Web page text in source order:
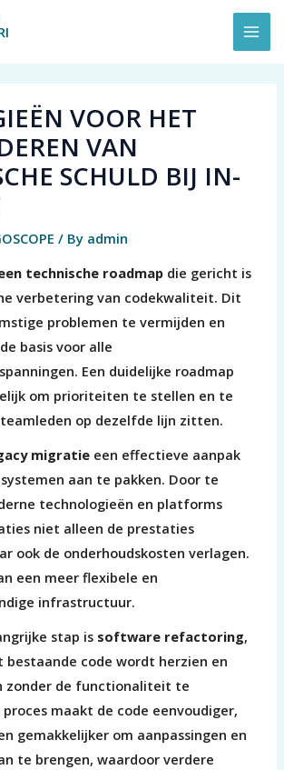
VOOR HET
VAN
SCHULD BIJ IN-
/ By admin
technische roadmap die gericht is
verbetering van codekwaliteit. Dit
problemen te vermijden en
basis voor alle
Een duidelijke roadmap
om prioriteiten te stellen en te
op dezelfde lijn zitten.
migratie een effectieve aanpak
aan te pakken. Door te
technologieën en platforms
niet alleen de prestaties
ook de onderhoudskosten verlagen.
een meer flexibele en
infrastructuur.
stap is software refactoring,
code wordt herzien en
zonder de functionaliteit te
maakt de code eenvoudiger,
gemakkelijker om aanpassingen en
te brengen, waardoor verdere